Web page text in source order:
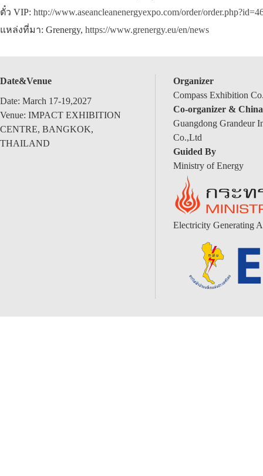
ตั๋ว VIP: http://www.aseancleanenergyexpo.com/order/
แหล่งที่มา: Grenergy, https://www.grenergy.eu/en/news
Date&Venue
Date: March 17-19,2027
Venue: IMPACT EXHIBITION
CENTRE, BANGKOK,
THAILAND
Organizer
Compass Exhibition
Co-organizer &
Guangdong Grandeur
Co.,Ltd
Guided By
Ministry of Energy
Electricity Generating